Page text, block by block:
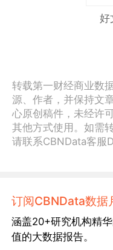
好
转载第一财经商业数
源、作者，并保持文
心原创稿件，未经许
其他方式使用。如需
请联系CBNData客服
订阅CBNData数据
涵盖20+研究机构精
值的大数据报告。